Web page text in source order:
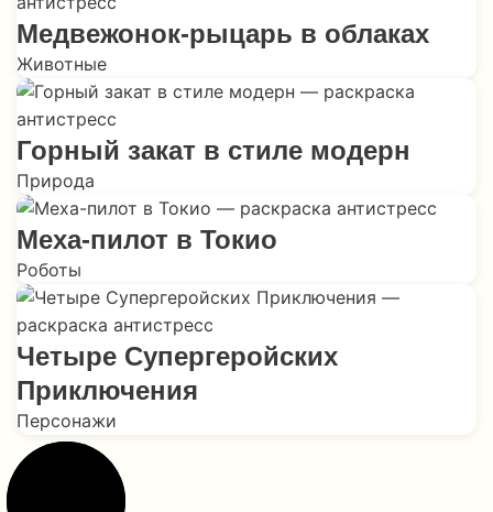
Медвежонок-рыцарь в облаках
Животные
Горный закат в стиле модерн
Природа
Меха-пилот в Токио
Роботы
Четыре Супергеройских
Приключения
Персонажи